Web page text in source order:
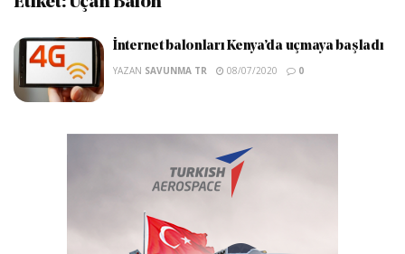
İnternet balonları Kenya’da uçmaya başladı
YAZAN SAVUNMA TR 08/07/2020 0